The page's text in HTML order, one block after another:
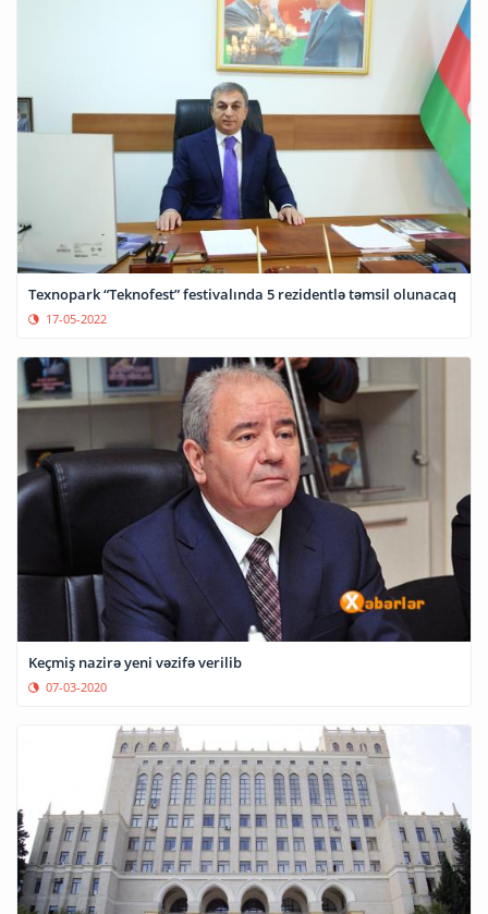
Texnopark “Teknofest” festivalında 5 rezidentlə təmsil olunacaq
17-05-2022
Keçmiş nazirə yeni vəzifə verilib
07-03-2020